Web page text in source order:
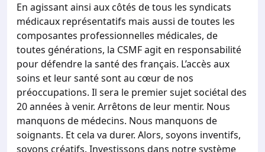
En agissant ainsi aux côtés de tous les syndicats
médicaux représentatifs mais aussi de toutes les
composantes professionnelles médicales, de
toutes générations, la CSMF agit en responsabilité
pour défendre la santé des français. L’accès aux
soins et leur santé sont au cœur de nos
préoccupations. Il sera le premier sujet sociétal des
20 années à venir. Arrêtons de leur mentir. Nous
manquons de médecins. Nous manquons de
soignants. Et cela va durer. Alors, soyons inventifs,
soyons créatifs. Investissons dans notre système